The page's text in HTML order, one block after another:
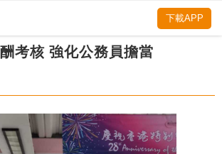
考核 強化公務員擔當
下載APP